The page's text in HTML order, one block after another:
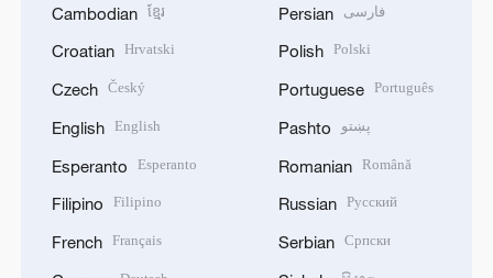
Cambodian ខ្មែរ
Croatian Hrvatski
Czech Český
English English
Esperanto Esperanto
Filipino Filipino
French Français
Persian فارسی
Polish Polski
Portuguese Português
Pashto پښتو
Romanian Română
Russian Русский
Serbian Српски